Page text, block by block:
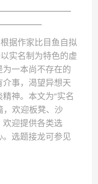
根据作家比目鱼自拟
实名制为特色的虚
一本尚不存在的
事，渴望异想天
神。本文为“实名
，欢迎板凳、沙
欢迎提供各类选
选题接龙可参见